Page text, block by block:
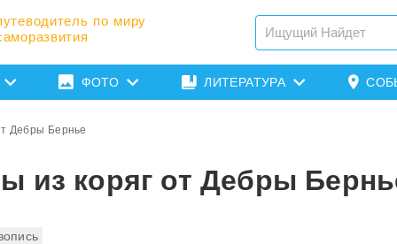
по миру
ФОТО ЛИТЕРАТУРА
Дебры Бернье
из коряг от Дебры